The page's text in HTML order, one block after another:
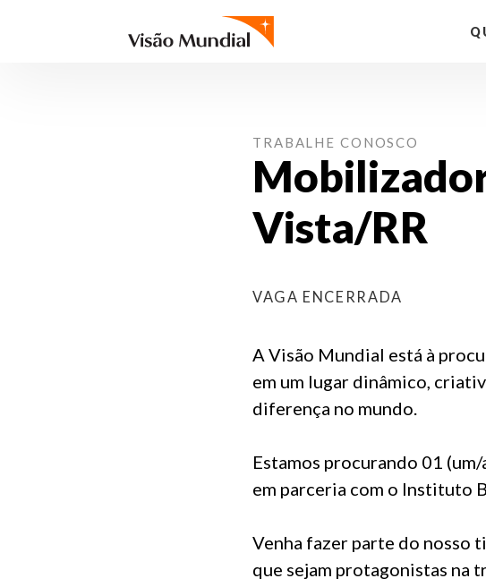
TRABALHE CONOSCO
Vista/RR
VAGA ENCERRADA
A Visão Mundial está à
em um lugar dinâmico,
diferença no mundo.
Estamos procurando 01
em parceria com o Instituto
Venha fazer parte do nosso
que sejam protagonistas na